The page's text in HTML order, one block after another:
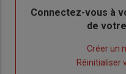
Body
Connectez-vous à
de
Créer un
Réinitialiser